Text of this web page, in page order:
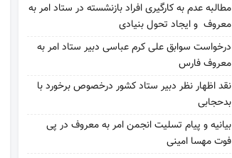
مطالبه عدم به کارگیری افراد بازنشسته در ستاد امر به
معروف و ایجاد تحول بنیادی
درخواست سوابق علی کرم عباسی دبیر ستاد امر به
معروف فارس
نقد اظهار نظر دبیر ستاد کشور درخصوص برخورد با
بدحجابی
بیانیه و پیام تسلیت انجمن امر به معروف در پی
فوت مهسا امینی